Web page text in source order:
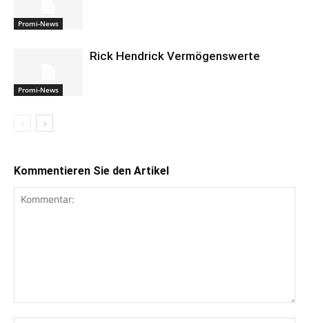
Promi-News
Promi-News
Rick Hendrick Vermögenswerte
Kommentieren Sie den Artikel